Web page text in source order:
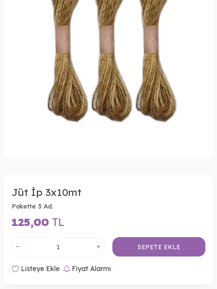
Jüt İp 3x10mt
Pakette 3 Ad.
125,00 TL
SEPETE EKLE
Listeye Ekle Fiyat Alarmı